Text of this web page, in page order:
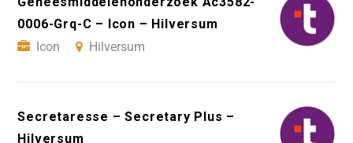
0006-Grq-C – Icon – Hilversum
Icon
Hilversum
Secretaresse – Secretary Plus –
Hilversum